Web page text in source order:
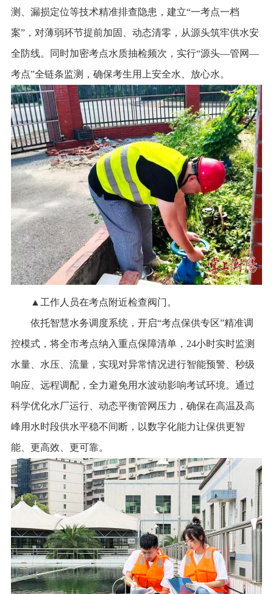
测、漏损定位等技术精准排查隐患，建立“一考点一档
案”，对薄弱环节提前加固、动态清零，从源头筑牢供水安
全防线。同时加密考点水质抽检频次，实行“源头—管网—
考点”全链条监测，确保考生用上安全水、放心水。
▲工作人员在考点附近检查阀门。
依托智慧水务调度系统，开启“考点保供专区”精准调
控模式，将全市考点纳入重点保障清单，24小时实时监测
水量、水压、流量，实现对异常情况进行智能预警、秒级
响应、远程调配，全力避免用水波动影响考试环境。通过
科学优化水厂运行、动态平衡管网压力，确保在高温及高
峰用水时段供水平稳不间断，以数字化能力让保供更智
能、更高效、更可靠。